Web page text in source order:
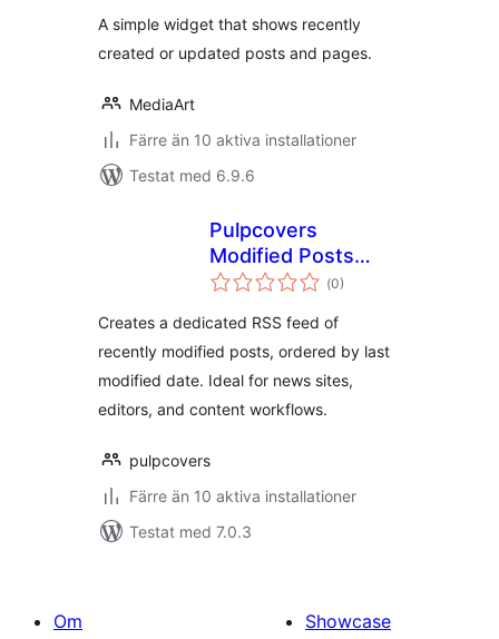
A simple widget that shows recently
created or updated posts and pages.
MediaArt
Färre än 10 aktiva installationer
Testat med 6.9.6
Pulpcovers
Modified Posts
Feed
(Totalt
antal
0)
Creates a dedicated RSS feed of
recently modified posts, ordered by last
modified date. Ideal for news sites,
editors, and content workflows.
pulpcovers
Färre än 10 aktiva installationer
Testat med 7.0.3
Om
Showcase